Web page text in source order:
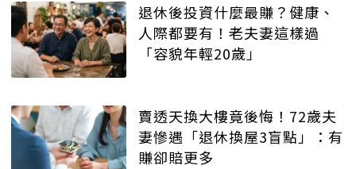
退休後投資什麼最賺？健康、
人際都要有！老夫妻這樣過
「容貌年輕20歲」
賣透天換大樓竟後悔！72歲夫
妻慘遇「退休換屋3盲點」：有
賺卻賠更多